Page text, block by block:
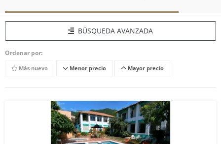
BÚSQUEDA AVANZADA
Ordenar por:
Más nuevo Menor precio Mayor precio